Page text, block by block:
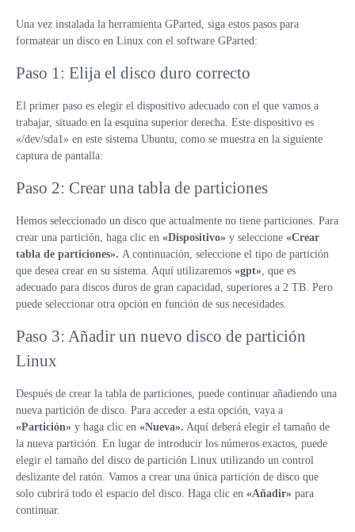
Una vez instalada la herramienta GParted, siga estos pasos para
formatear un disco en Linux con el software GParted:
Paso 1: Elija el disco duro correcto
El primer paso es elegir el dispositivo adecuado con el que vamos a
trabajar, situado en la esquina superior derecha. Este dispositivo es
«/dev/sda1» en este sistema Ubuntu, como se muestra en la siguiente
captura de pantalla:
Paso 2: Crear una tabla de particiones
Hemos seleccionado un disco que actualmente no tiene particiones. Para
crear una partición, haga clic en «Dispositivo» y seleccione «Crear
tabla de particiones». A continuación, seleccione el tipo de partición
que desea crear en su sistema. Aquí utilizaremos «gpt», que es
adecuado para discos duros de gran capacidad, superiores a 2 TB. Pero
puede seleccionar otra opción en función de sus necesidades.
Paso 3: Añadir un nuevo disco de partición
Linux
Después de crear la tabla de particiones, puede continuar añadiendo una
nueva partición de disco. Para acceder a esta opción, vaya a
«Partición» y haga clic en «Nueva». Aquí deberá elegir el tamaño de
la nueva partición. En lugar de introducir los números exactos, puede
elegir el tamaño del disco de partición Linux utilizando un control
deslizante del ratón. Vamos a crear una única partición de disco que
solo cubrirá todo el espacio del disco. Haga clic en «Añadir» para
continuar.